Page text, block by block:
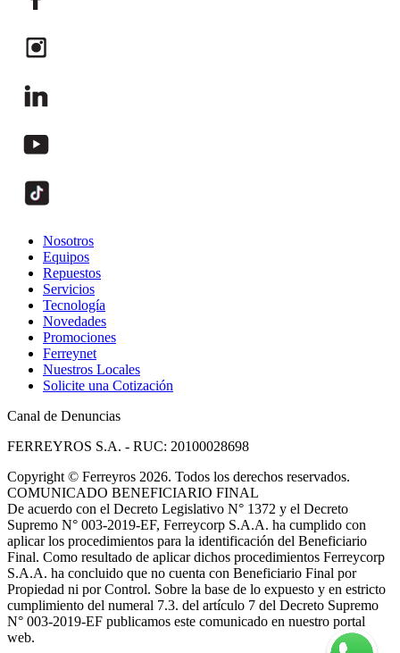
Nosotros
Equipos
Repuestos
Servicios
Tecnología
Novedades
Promociones
Ferreynet
Nuestros Locales
Solicite una Cotización
Canal de Denuncias
FERREYROS S.A. - RUC: 20100028698
Copyright © Ferreyros 2026. Todos los derechos reservados.
COMUNICADO BENEFICIARIO FINAL
De acuerdo con el Decreto Legislativo N° 1372 y el Decreto
Supremo N° 003-2019-EF, Ferreycorp S.A.A. ha cumplido con
aplicar los procedimientos para la identificación del Beneficiario
Final. Como resultado de aplicar dichos procedimientos Ferreycorp
S.A.A. ha concluido que no cuenta con Beneficiario Final por
Propiedad ni por Control. Sobre la base de lo expuesto y en estricto
cumplimiento del numeral 7.3. del artículo 7 del Decreto Supremo
N° 003-2019-EF publicamos este comunicado en nuestro portal
web.